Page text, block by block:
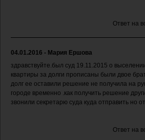
Ответ на
04.01.2016 - Мария Ершова
здравствуйте.был суд 19.11.2015 о
квартиры за долги прописаны были двое
долг ее оставили решение не получила на
городе временно .как получить решение
звонили секретарю суда куда отправить но
Ответ на